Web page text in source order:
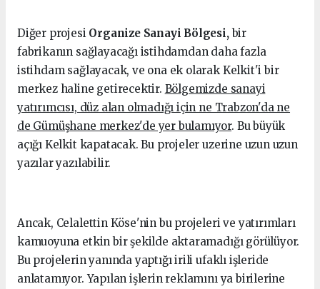
Diğer projesi Organize Sanayi Bölgesi,bir
fabrikanın sağlayacağı istihdamdan daha fazla
istihdam sağlayacak, ve ona ek olarak Kelkit'i bir
merkez haline getirecektir. Bölgemizde sanayi
yatırımcısı, düz alan olmadığı için ne Trabzon'da ne
de Gümüşhane merkez'de yer bulamıyor. Bu büyük
açığı Kelkit kapatacak. Bu projeler uzerine uzun uzun
yazılar yazılabilir.
Ancak, Celalettin Köse'nin bu projeleri ve yatırımları
kamuoyuna etkin bir şekilde aktaramadığı görülüyor.
Bu projelerin yanında yaptığı irili ufaklı işleride
anlatamıyor. Yapılan işlerin reklamını ya birilerine